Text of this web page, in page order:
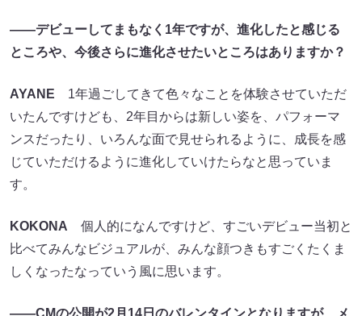
――デビューしてまもなく1年ですが、進化したと感じる
ところや、今後さらに進化させたいところはありますか？
AYANE 1年過ごしてきて色々なことを体験させていただ
いたんですけども、2年目からは新しい姿を、パフォーマ
ンスだったり、いろんな面で見せられるように、成長を感
じていただけるように進化していけたらなと思っていま
す。
KOKONA 個人的になんですけど、すごいデビュー当初と
比べてみんなビジュアルが、みんな顔つきもすごくたくま
しくなったなっていう風に思います。
――CMの公開が2月14日のバレンタインとなりますが、メ